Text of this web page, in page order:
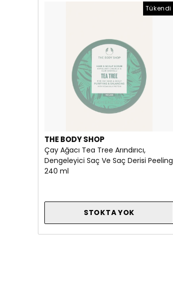
Tükendi
THE BODY SHOP
Çay Ağacı Tea Tree Arındırıcı,
Dengeleyici Saç Ve Saç Derisi Peeling
240 ml
STOKTA YOK